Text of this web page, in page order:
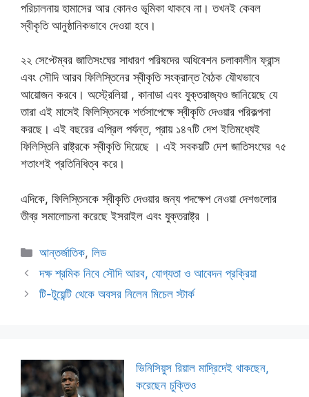
পরিচালনায় হামাসের আর কোনও ভূমিকা থাকবে না। তখনই কেবল
স্বীকৃতি আনুষ্ঠানিকভাবে দেওয়া হবে।
২২ সেপ্টেম্বর জাতিসংঘের সাধারণ পরিষদের অধিবেশন চলাকালীন ফ্রান্স
এবং সৌদি আরব ফিলিস্তিনের স্বীকৃতি সংক্রান্ত বৈঠক যৌথভাবে
আয়োজন করবে। অস্ট্রেলিয়া , কানাডা এবং যুক্তরাজ্যও জানিয়েছে যে
তারা এই মাসেই ফিলিস্তিনকে শর্তসাপেক্ষে স্বীকৃতি দেওয়ার পরিকল্পনা
করছে। এই বছরের এপ্রিল পর্যন্ত, প্রায় ১৪৭টি দেশ ইতিমধ্যেই
ফিলিস্তিনি রাষ্ট্রকে স্বীকৃতি দিয়েছে । এই সবকয়টি দেশ জাতিসংঘের ৭৫
শতাংশই প্রতিনিধিত্ব করে।
এদিকে, ফিলিস্তিনকে স্বীকৃতি দেওয়ার জন্য পদক্ষেপ নেওয়া দেশগুলোর
তীব্র সমালোচনা করেছে ইসরাইল এবং যুক্তরাষ্ট্র ।
Categories
আন্তর্জাতিক,লিড
দক্ষ শ্রমিক নিবে সৌদি আরব, যোগ্যতা ও আবেদন প্রক্রিয়া
টি-টুয়েন্টি থেকে অবসর নিলেন মিচেল স্টার্ক
ভিনিসিয়ুস রিয়াল মাদ্রিদেই থাকছেন,
করেছেন চুক্তিও